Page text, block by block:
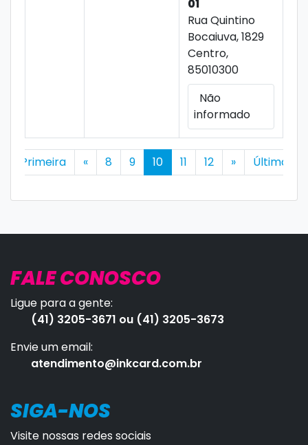
01
Rua Quintino
Bocaiuva, 1829
Centro,
85010300
Não
informado
Primeira « 8 9 10 11 12 » Última
FALE CONOSCO
Ligue para a gente:
(41) 3205-3671 ou (41) 3205-3673
Envie um email:
atendimento@inkcard.com.br
SIGA-NOS
Visite nossas redes sociais